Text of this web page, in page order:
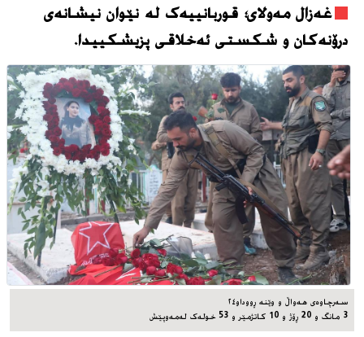
غەزال مەولای؛ قوربانییەک لە نێوان نیشانەی
درۆنەکان و شکستی ئەخلاقی پزیشکییدا.
سه‌رچاوه‌ی هه‌واڵ و وێنه‌ ڕووداو٢٤
3 مانگ و 20 ڕۆژ و 10 کاتژمێر و 53 خوله‌ک له‌مه‌وپێش‌